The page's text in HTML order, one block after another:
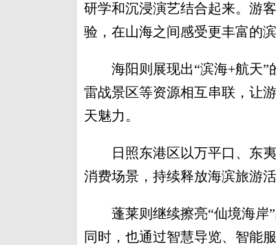
研学和沉浸演艺结合起来。游
验，在山海之间感受更丰富的滨
海阳则展现出“滨海+航天”
雷战景区等资源相互串联，让
天魅力。
日照东港区以万平口、东夷
消费场景，持续释放海滨旅游活
蓬莱则继续擦亮“仙境海岸”
同时，也通过智慧导览、智能